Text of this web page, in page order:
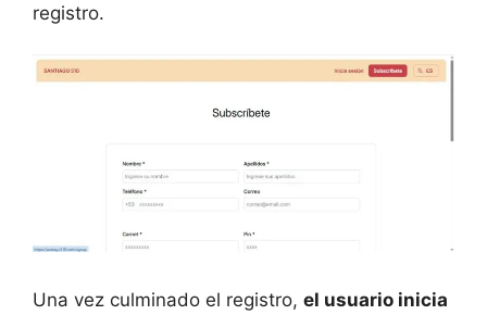
registro.
Una vez culminado el registro, el usuario inicia